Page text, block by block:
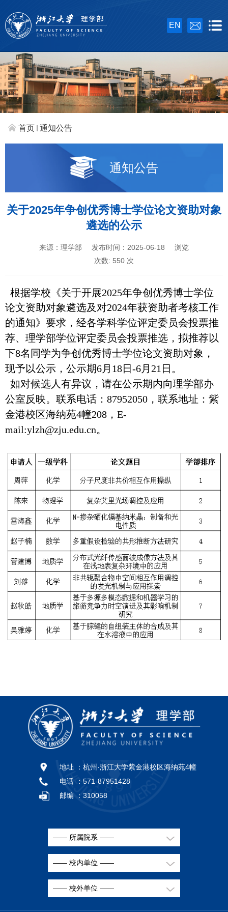
EN
首页 通知公告
通知公告
关于2025年争创优秀博士学位论文资助对象
遴选的公示
来源：理学部 发布时间：2025-06-18
浏览
次数: 550 次
根据学校《关于开展2025年争创优秀博士学位
论文资助对象遴选及对2024年获资助者考核工作
的通知》要求， 经各学科学位评定委员会投票推
荐、理学部学位评定委员会投票推选 ，拟推荐以
下8名同学为争创优秀博士学位论文资助对象 ，
现予以公示，公示期6月18日-6月21 日 。
如对候选人有异议，请在公示期内向理学部办
公室反映。 联系电话：87952050，联系地址：紫
金港校区海纳苑4幢208， E-
mail:ylzh@zju.edu.cn。
地址 ： 杭州·浙江大学紫金港校区海纳苑4幢
电话 ： 571-87951428
邮编 ： 310058
—— 所属院系 ——
—— 校内单位 ——
—— 校外单位 ——